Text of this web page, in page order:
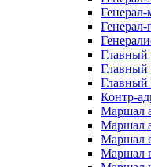
Главный
Главный
Главный
Контр-
Маршал
Маршал
Маршал
Маршал